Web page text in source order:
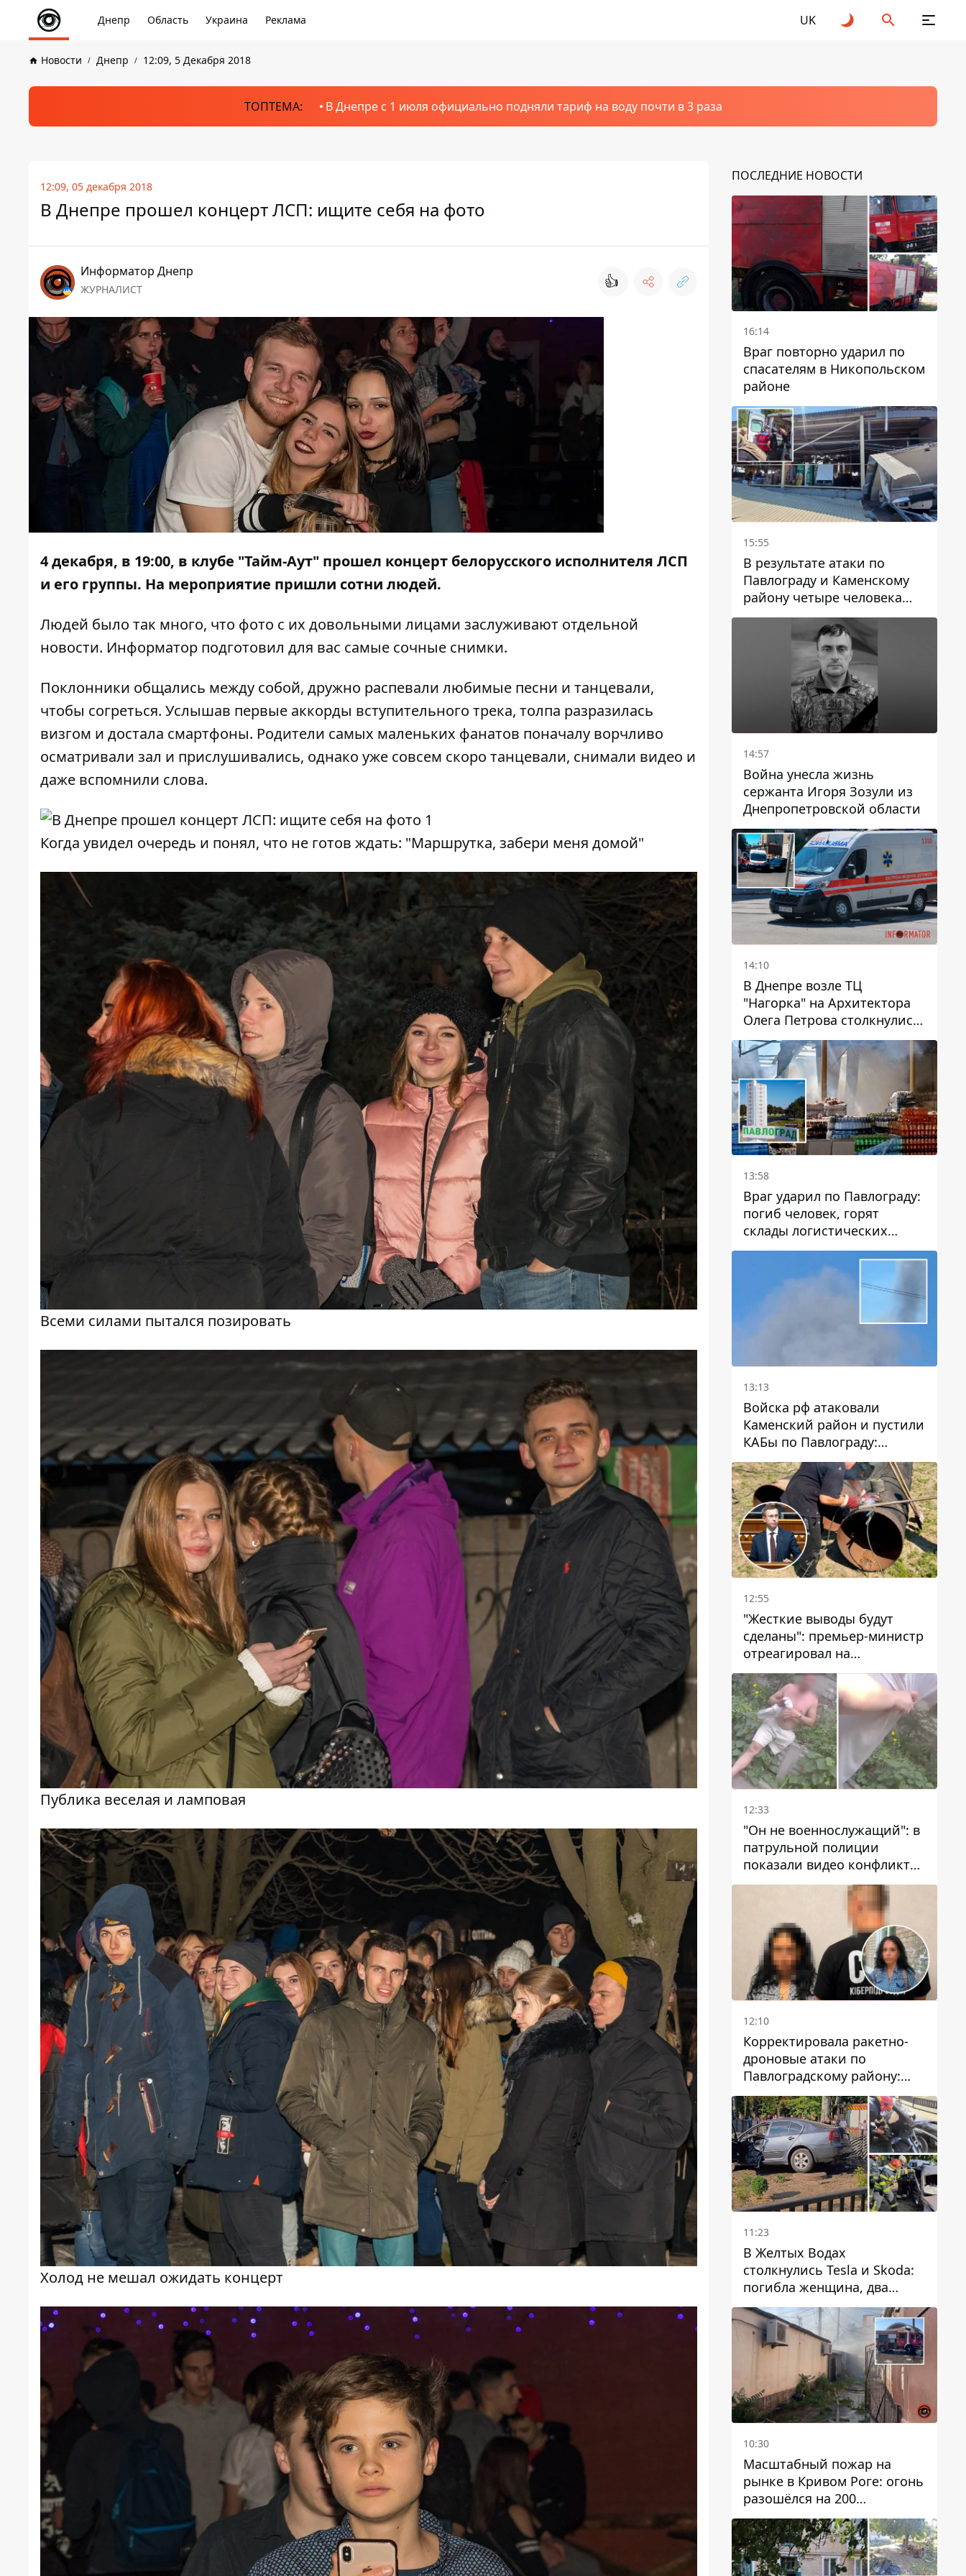
Днепр Область Украина Реклама UK
Новости Днепр 12:09, 5 Декабря 2018
ТОПТЕМА: В Днепре с 1 июля официально подняли тариф на воду почти в 3 раза
12:09, 05 декабря 2018
В Днепре прошел концерт ЛСП: ищите себя на фото
Информатор Днепр
ЖУРНАЛИСТ 👍
4 декабря, в 19:00, в клубе "Тайм-Аут" прошел концерт белорусского исполнителя ЛСП
и его группы. На мероприятие пришли сотни людей.
Людей было так много, что фото с их довольными лицами заслуживают отдельной
новости. Информатор подготовил для вас самые сочные снимки.
Поклонники общались между собой, дружно распевали любимые песни и танцевали,
чтобы согреться. Услышав первые аккорды вступительного трека, толпа разразилась
визгом и достала смартфоны. Родители самых маленьких фанатов поначалу ворчливо
осматривали зал и прислушивались, однако уже совсем скоро танцевали, снимали видео и
даже вспомнили слова.
Когда увидел очередь и понял, что не готов ждать: "Маршрутка, забери меня домой"
Всеми силами пытался позировать
Публика веселая и ламповая
Холод не мешал ожидать концерт
ПОСЛЕДНИЕ НОВОСТИ
16:14
Враг повторно ударил по
спасателям в Никопольском
районе
15:55
В результате атаки по
Павлограду и Каменскому
району четыре человека
погибли, семеро получили
ранения
14:57
Война унесла жизнь
сержанта Игоря Зозули из
Днепропетровской области
14:10
В Днепре возле ТЦ
"Нагорка" на Архитектора
Олега Петрова столкнулись
"скорая" и Toyota: трамваи
№5 задерживаются
13:58
Враг ударил по Павлограду:
погиб человек, горят
склады логистических
компаний и магазина
13:13
Войска рф атаковали
Каменский район и пустили
КАБы по Павлограду:
пострадал мужчина, в небо
поднимается столб дыма
12:55
"Жесткие выводы будут
сделаны": премьер-министр
отреагировал на
несколькодневное
отсутствие воды в Марганце
12:33
"Он не военнослужащий": в
патрульной полиции
показали видео конфликта
с мужчиной без ноги на
проспекте Поля в Днепре
12:10
Корректировала ракетно-
дроновые атаки по
Павлоградскому району:
задержали вражескую
агентку
11:23
В Желтых Водах
столкнулись Tesla и Skoda:
погибла женщина, два
человека пострадали
10:30
Масштабный пожар на
рынке в Кривом Роге: огонь
разошёлся на 200
квадратных метров